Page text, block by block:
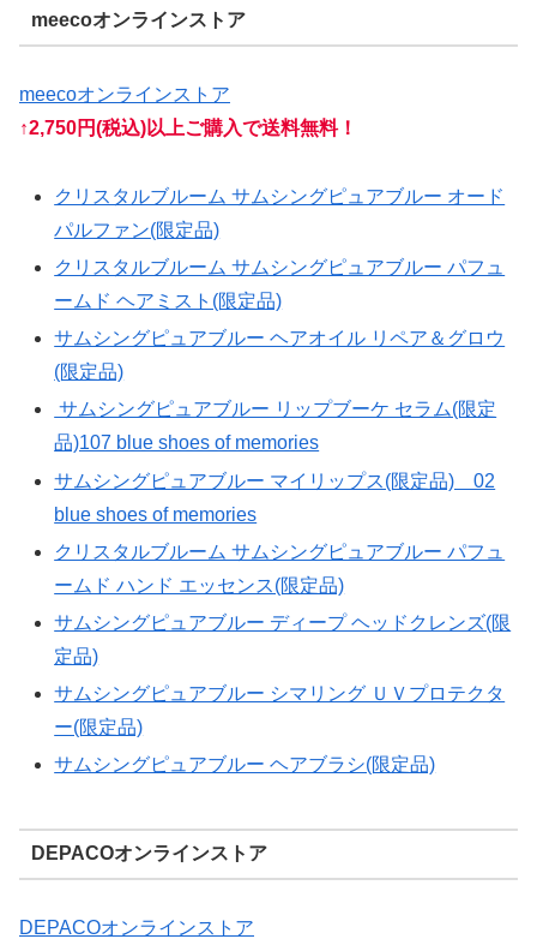
meecoオンラインストア
meecoオンラインストア
↑2,750円(税込)以上ご購入で送料無料！
クリスタルブルーム サムシングピュアブルー オード
パルファン(限定品)
クリスタルブルーム サムシングピュアブルー パフュ
ームド ヘアミスト(限定品)
サムシングピュアブルー ヘアオイル リペア＆グロウ
(限定品)
サムシングピュアブルー リップブーケ セラム(限定
品)107 blue shoes of memories
サムシングピュアブルー マイリップス(限定品) 02
blue shoes of memories
クリスタルブルーム サムシングピュアブルー パフュ
ームド ハンド エッセンス(限定品)
サムシングピュアブルー ディープ ヘッドクレンズ(限
定品)
サムシングピュアブルー シマリング ＵＶプロテクタ
ー(限定品)
サムシングピュアブルー ヘアブラシ(限定品)
DEPACOオンラインストア
DEPACOオンラインストア